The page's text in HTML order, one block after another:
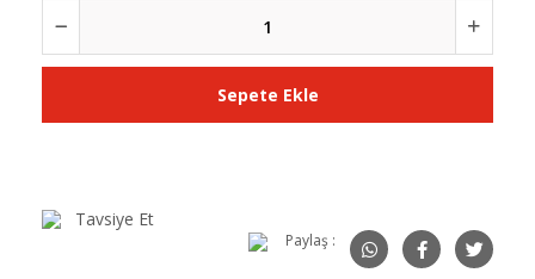
Sepete Ekle
Tavsiye Et
Paylaş :